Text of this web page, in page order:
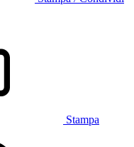
Stampa